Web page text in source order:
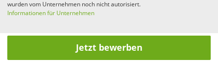
wurden vom Unternehmen noch nicht autorisiert.
Informationen für Unternehmen
Jetzt bewerben